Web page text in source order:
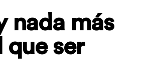
nada más
ser